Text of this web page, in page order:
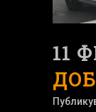
11